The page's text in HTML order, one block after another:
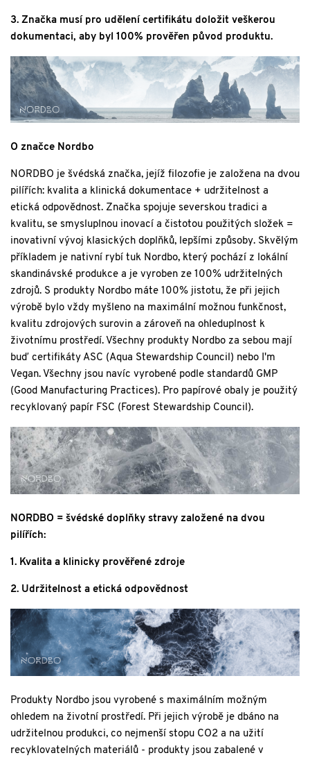
3. Značka musí pro udělení certifikátu doložit veškerou
dokumentaci, aby byl 100% prověřen původ produktu.
O značce Nordbo
NORDBO je švédská značka, jejíž filozofie je založena na dvou
pilířích: kvalita a klinická dokumentace + udržitelnost a
etická odpovědnost. Značka spojuje severskou tradici a
kvalitu, se smysluplnou inovací a čistotou použitých složek =
inovativní vývoj klasických doplňků, lepšími způsoby. Skvělým
příkladem je nativní rybí tuk Nordbo, který pochází z lokální
skandinávské produkce a je vyroben ze 100% udržitelných
zdrojů. S produkty Nordbo máte 100% jistotu, že při jejich
výrobě bylo vždy myšleno na maximální možnou funkčnost,
kvalitu zdrojových surovin a zároveň na ohleduplnost k
životnímu prostředí. Všechny produkty Nordbo za sebou mají
buď certifikáty ASC (Aqua Stewardship Council) nebo I'm
Vegan. Všechny jsou navíc vyrobené podle standardů GMP
(Good Manufacturing Practices). Pro papírové obaly je použitý
recyklovaný papír FSC (Forest Stewardship Council).
NORDBO = švédské doplňky stravy založené na dvou
pilířích:
1. Kvalita a klinicky prověřené zdroje
2. Udržitelnost a etická odpovědnost
Produkty Nordbo jsou vyrobené s maximálním možným
ohledem na životní prostředí. Při jejich výrobě je dbáno na
udržitelnou produkci, co nejmenší stopu CO2 a na užití
recyklovatelných materiálů - produkty jsou zabalené v